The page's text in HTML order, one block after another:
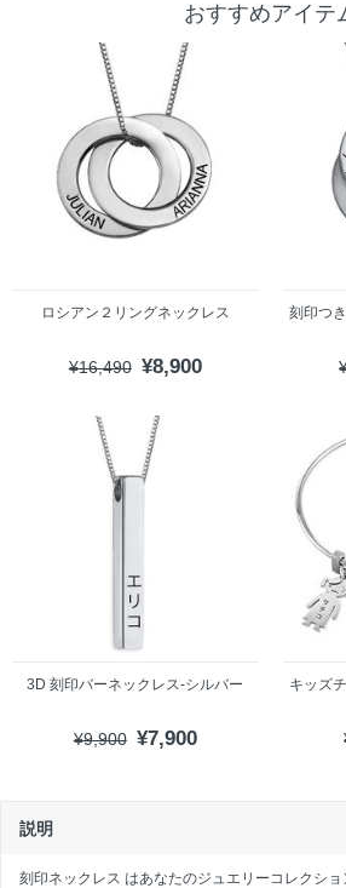
おすすめアイテ
ロシアン２リングネックレス
¥16,490 ¥8,900
刻印つ
3D 刻印バーネックレス-シルバー
¥9,900 ¥7,900
キッズ
説明
刻印ネックレス はあなたのジュエリーコレクシ